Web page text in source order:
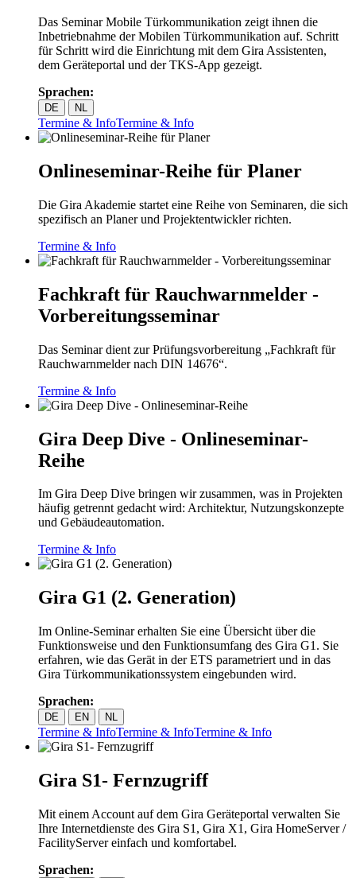
Das Seminar Mobile Türkommunikation zeigt ihnen die
Inbetriebnahme der Mobilen Türkommunikation auf. Schritt
für Schritt wird die Einrichtung mit dem Gira Assistenten,
dem Geräteportal und der TKS-App gezeigt.
Sprachen:
DE NL
Termine & InfoTermine & Info
Onlineseminar-Reihe für Planer
Die Gira Akademie startet eine Reihe von Seminaren, die sich
spezifisch an Planer und Projektentwickler richten.
Termine & Info
Fachkraft für Rauchwarnmelder -
Vorbereitungsseminar
Das Seminar dient zur Prüfungsvorbereitung „Fachkraft für
Rauchwarnmelder nach DIN 14676“.
Termine & Info
Gira Deep Dive - Onlineseminar-
Reihe
Im Gira Deep Dive bringen wir zusammen, was in Projekten
häufig getrennt gedacht wird: Architektur, Nutzungskonzepte
und Gebäudeautomation.
Termine & Info
Gira G1 (2. Generation)
Im Online-Seminar erhalten Sie eine Übersicht über die
Funktionsweise und den Funktionsumfang des Gira G1. Sie
erfahren, wie das Gerät in der ETS parametriert und in das
Gira Türkommunikationssystem eingebunden wird.
Sprachen:
DE EN NL
Termine & InfoTermine & InfoTermine & Info
Gira S1- Fernzugriff
Mit einem Account auf dem Gira Geräteportal verwalten Sie
Ihre Internetdienste des Gira S1, Gira X1, Gira HomeServer /
FacilityServer einfach und komfortabel.
Sprachen: